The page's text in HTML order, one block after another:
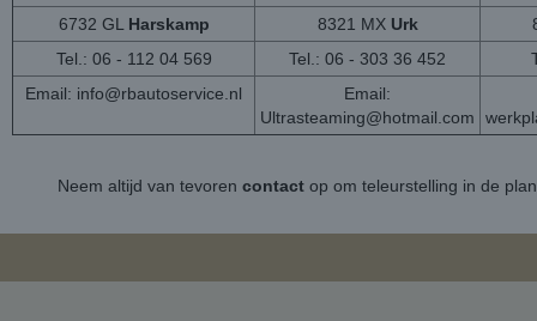
6732 GL Harskamp 8321 MX Urk
Tel.: 06 - 112 04 569
Tel.: 06 - 303 36 452
Email: info@rbautoservice.nl
Email:
Ultrasteaming@hotmail.com
Neem altijd van tevoren contactop om teleurstelling in de